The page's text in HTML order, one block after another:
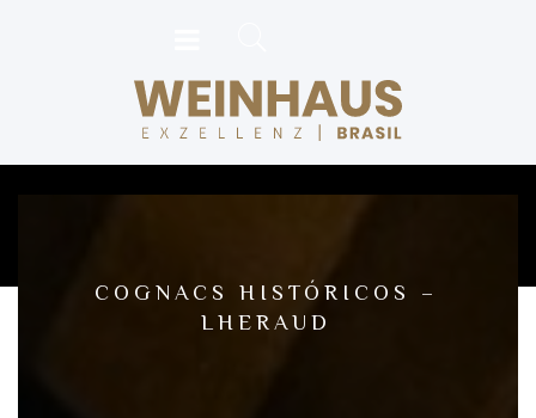
COGNACS HISTÓRICOS –
LHERAUD